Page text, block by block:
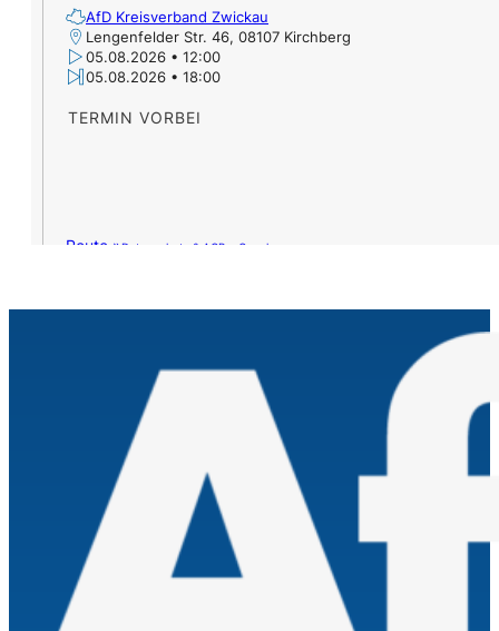
AfD Kreisverband Zwickau
Lengenfelder Str. 46, 08107 Kirchberg
05.08.2026 • 12:00
05.08.2026 • 18:00
TERMIN VORBEI
Route »Datenschutz & AGB – Google